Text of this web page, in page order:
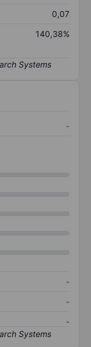
0,07
140,38%
-
-
-
-